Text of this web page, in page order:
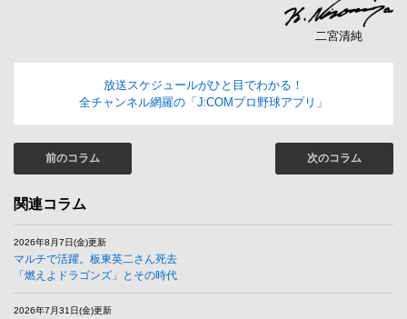
二宮清純
放送スケジュールがひと目でわかる！
全チャンネル網羅の「J:COMプロ野球アプリ」
前のコラム 次のコラム
関連コラム
2026年8月7日(金)更新
マルチで活躍。板東英二さん死去
「燃えよドラゴンズ」とその時代
2026年7月31日(金)更新